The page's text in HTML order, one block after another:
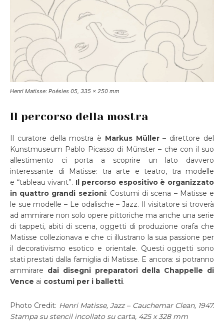
Henri Matisse: Poésies 05, 335 x 250 mm
Il percorso della mostra
Il curatore della mostra è Markus Müller– direttore del
Kunstmuseum Pablo Picasso di Münster – che con il suo
allestimento ci porta a scoprire un lato davvero
interessante di Matisse: tra arte e teatro, tra modelle
e “tableau vivant”. Il percorso espositivo è organizzato
in quattro grandi sezioni: Costumi di scena – Matisse e
le sue modelle – Le odalische – Jazz. Il visitatore si troverà
ad ammirare non solo opere pittoriche ma anche una serie
di tappeti, abiti di scena, oggetti di produzione orafa che
Matisse collezionava e che ci illustrano la sua passione per
il decorativismo esotico e orientale. Questi oggetti sono
stati prestati dalla famiglia di Matisse. E ancora: si potranno
ammirare dai disegni preparatori della Chappelle di
Vence ai costumi per i balletti.
Photo Credit: Henri Matisse, Jazz – Cauchemar Clean, 1947.
Stampa su stencil incollato su carta, 425 x 328 mm